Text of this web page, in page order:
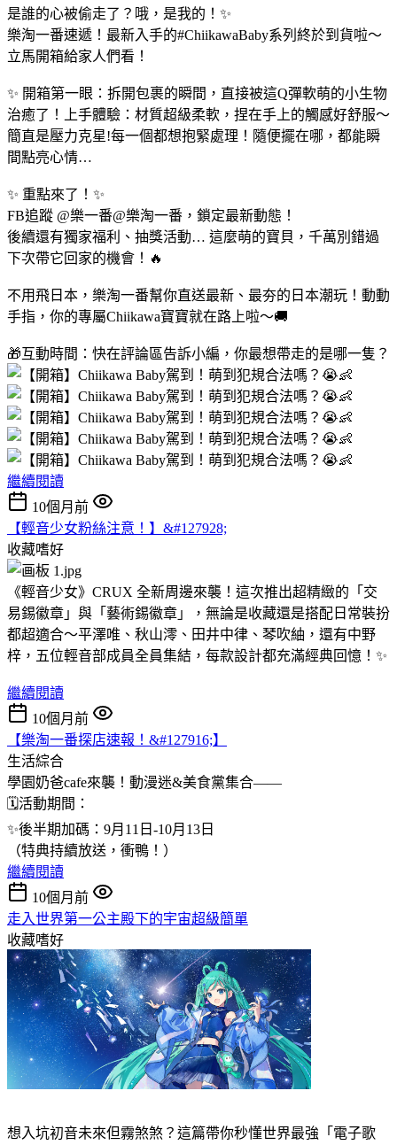
是誰的心被偷走了？哦，是我的！✨
樂淘一番速遞！最新入手的#ChiikawaBaby系列終於到貨啦～
立馬開箱給家人們看！
✨ 開箱第一眼：拆開包裹的瞬間，直接被這Q彈軟萌的小生物
治癒了！上手體驗：材質超級柔軟，捏在手上的觸感好舒服～
簡直是壓力克星!每一個都想抱緊處理！隨便擺在哪，都能瞬
間點亮心情…
✨ 重點來了！✨
FB追蹤 @樂一番@樂淘一番，鎖定最新動態！
後續還有獨家福利、抽獎活動… 這麼萌的寶貝，千萬別錯過
下次帶它回家的機會！🔥
不用飛日本，樂淘一番幫你直送最新、最夯的日本潮玩！動動
手指，你的專屬Chiikawa寶寶就在路上啦～🚚
🎁互動時間：快在評論區告訴小編，你最想帶走的是哪一隻？
繼續閱讀
10個月前
【輕音少女粉絲注意！】&#127928;
收藏嗜好
《輕音少女》CRUX 全新周邊來襲！這次推出超精緻的「交
易錫徽章」與「藝術錫徽章」，無論是收藏還是搭配日常裝扮
都超適合～平澤唯、秋山澪、田井中律、琴吹紬，還有中野
梓，五位輕音部成員全員集結，每款設計都充滿經典回憶！✨
繼續閱讀
10個月前
【樂淘一番探店速報！&#127916;】
生活綜合
學園奶爸cafe來襲！動漫迷&美食黨集合——
🗓️活動期間：
✨後半期加碼：9月11日-10月13日
（特典持續放送，衝鴨！）
繼續閱讀
10個月前
走入世界第一公主殿下的宇宙超級簡單
收藏嗜好
想入坑初音未來但霧煞煞？這篇帶你秒懂世界最強「電子歌